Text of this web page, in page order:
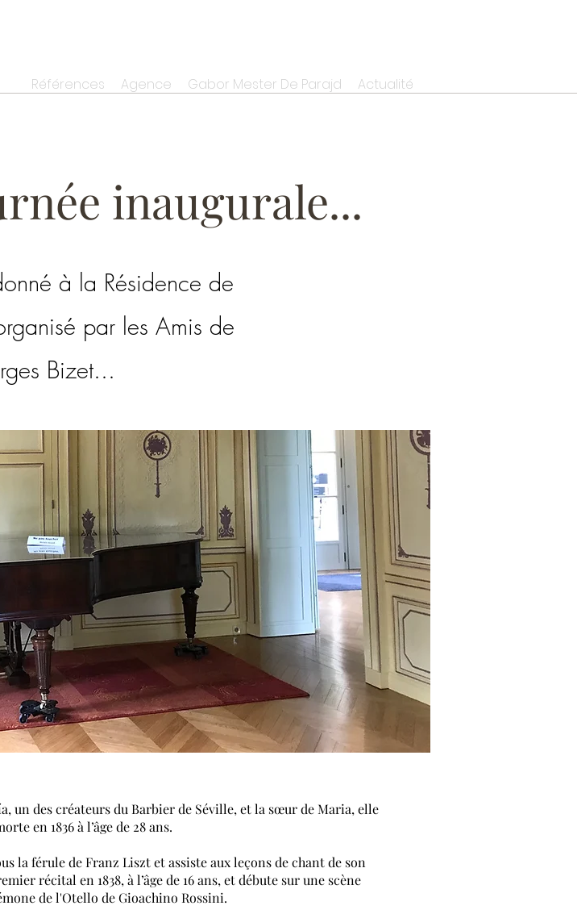
Références Agence Gabor Mester De Parajd Actualité
inaugurale...
à la Résidence de
par les Amis de
Bizet...
, un des créateurs du Barbier de Séville, et la sœur de Maria, elle
en 1836 à l’âge de 28 ans.
la férule deFranz Lisztet assiste aux leçons de chant de son
récital en 1838, à l’âge de 16 ans, et débute sur une scène
de l'Otello deGioachino Rossini.